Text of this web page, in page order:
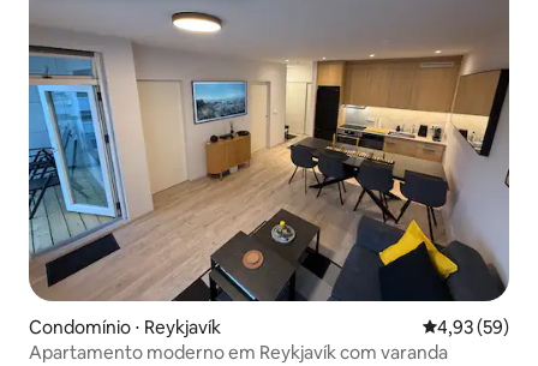
Condomínio ⋅ Reykjavík 4,93 de uma
4,93 (59)
Apartamento moderno em Reykjavík com varanda